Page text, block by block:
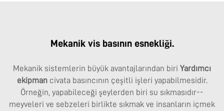
Mekanik vis basının esnekliği.
Mekanik sistemlerin büyük avantajlarından biri Yardımcı
ekipman civata basıncının çeşitli işleri yapabilmesidir.
Örneğin, yapabileceği şeylerden biri su sıkmasıdır--
meyveleri ve sebzeleri birlikte sıkmak ve insanların içmek